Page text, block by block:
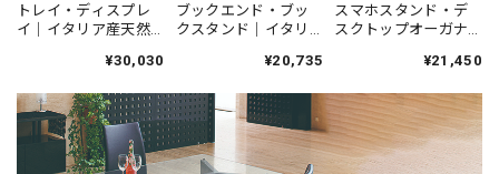
トレイ・ディスプレ
イ｜イタリア産天然
¥30,030
ブックエンド・ブッ
クスタンド｜イタリ
イト 1本｜ブックエン
¥20,735
スマホスタンド・デ
スクトップオーガナ
天然大理石 ホワイト
¥21,450